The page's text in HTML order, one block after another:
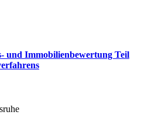
und Immobilienbewertung Teil